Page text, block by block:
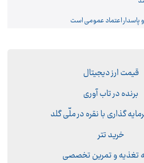
پاسدار اعتماد عمومی است
قیمت ارز دیجیتال
برنده در تاب آوری
گذاری با نقره در ملّی گلد
خرید تتر
تغذیه و تمرین تخصصی